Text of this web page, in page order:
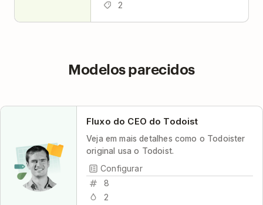
2
Modelos parecidos
Fluxo do CEO do Todoist
Veja em mais detalhes como o Todoister
original usa o Todoist.
Configurar
8
2